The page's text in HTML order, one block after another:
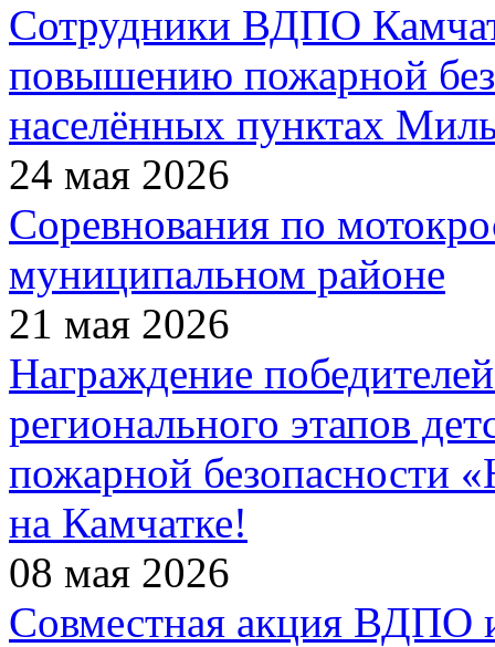
Сотрудники ВДПО
повышению пожарной
населённых пунктах
24 мая 2026
Соревнования по
муниципальном районе
21 мая 2026
Награждение
регионального этапов
пожарной безопасности
на Камчатке!
08 мая 2026
Совместная акция